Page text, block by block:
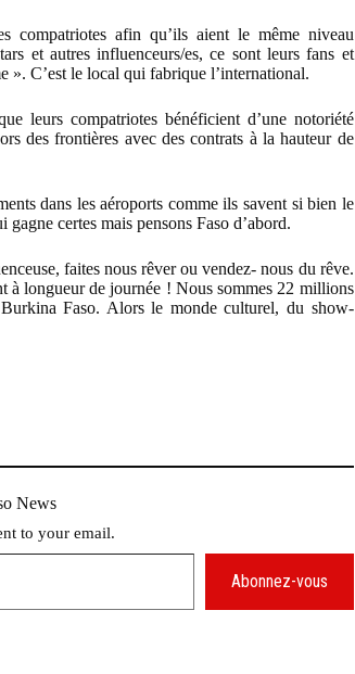
compatriotes afin qu’ils aient le même niveau
et autres influenceurs/es, ce sont leurs fans et
». C’est le local qui fabrique l’international.
leurs compatriotes bénéficient d’une notoriété
des frontières avec des contrats à la hauteur de
dans les aéroports comme ils savent si bien le
certes mais pensons Faso d’abord.
faites nous rêver ou vendez- nous du rêve.
à longueur de journée ! Nous sommes 22 millions
Burkina Faso. Alors le monde culturel, du show-
News
to your email.
Abonnez-vous